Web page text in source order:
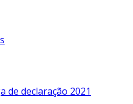
de declaração 2021